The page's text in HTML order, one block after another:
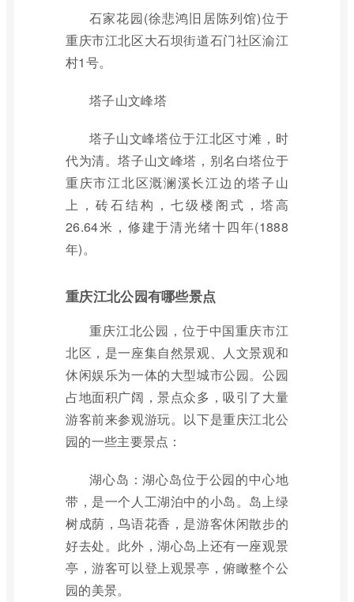
石家花园(徐悲鸿旧居陈列馆)位于
重庆市江北区大石坝街道石门社区渝江
村1号。
塔子山文峰塔
塔子山文峰塔位于江北区寸滩，时
代为清。塔子山文峰塔，别名白塔位于
重庆市江北区溉澜溪长江边的塔子山
上，砖石结构，七级楼阁式，塔高
26.64米，修建于清光绪十四年(1888
年)。
重庆江北公园有哪些景点
重庆江北公园，位于中国重庆市江
北区，是一座集自然景观、人文景观和
休闲娱乐为一体的大型城市公园。公园
占地面积广阔，景点众多，吸引了大量
游客前来参观游玩。以下是重庆江北公
园的一些主要景点：
湖心岛：湖心岛位于公园的中心地
带，是一个人工湖泊中的小岛。岛上绿
树成荫，鸟语花香，是游客休闲散步的
好去处。此外，湖心岛上还有一座观景
亭，游客可以登上观景亭，俯瞰整个公
园的美景。